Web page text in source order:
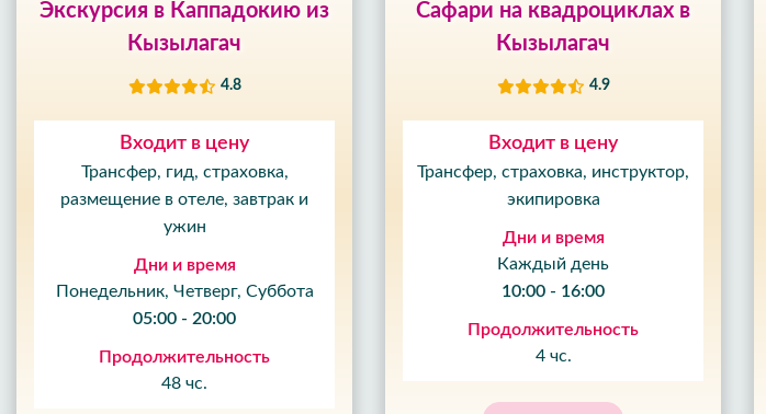
Экскурсия в Каппадокию из
Кызылагач
4.8
Входит в цену
Трансфер, гид, страховка,
размещение в отеле, завтрак и
ужин
Дни и время
Понедельник, Четверг, Суббота
05:00 - 20:00
Продолжительность
48 чс.
Сафари на квадроциклах в
Кызылагач
4.9
Входит в цену
Трансфер, страховка, инструктор,
экипировка
Дни и время
Каждый день
10:00 - 16:00
Продолжительность
4 чс.